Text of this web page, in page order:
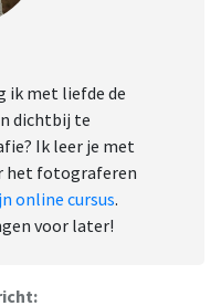
ik met liefde de
dichtbij te
Ik leer je met
het fotograferen
online cursus.
voor later!